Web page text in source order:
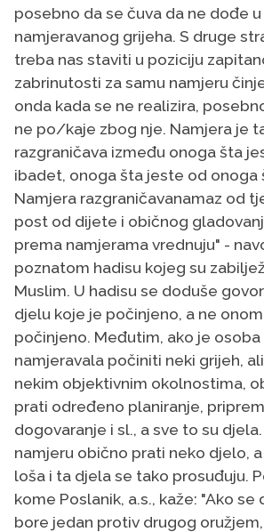
posebno da se čuva da ne dođe
namjeravanog grijeha. S druge
treba nas staviti u poziciju
zabrinutosti za samu namjeru
onda kada se ne realizira,
ne po/kaje zbog nje. Namjera je
razgraničava između onoga šta
ibadet, onoga šta jeste od onoga
Namjera razgraničavanamaz od
post od dijete i običnog
prema namjerama vrednuju" -
poznatom hadisu kojeg su
Muslim. U hadisu se doduše
djelu koje je počinjeno, a ne
počinjeno. Međutim, ako je
namjeravala počiniti neki grijeh,
nekim objektivnim okolnostima,
prati određeno planiranje,
dogovaranje i sl., a sve to su
namjeru obično prati neko djelo,
loša i ta djela se tako prosuđuju.
kome Poslanik, a.s., kaže: "Ako se
bore jedan protiv drugog